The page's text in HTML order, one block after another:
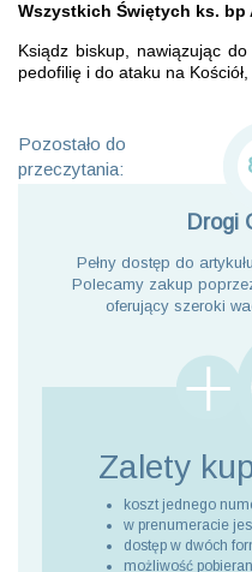
Wszystkich Świętych ks. bp
Ksiądz biskup, nawiązując
pedofilię i do ataku na Kościół,
Pozostało do
przeczytania:
Drogi
Pełny dostęp do
Polecamy zakup
oferujący szeroki
Zalety
koszt jednego
w prenumeracie
dostęp w dwóch
możliwość